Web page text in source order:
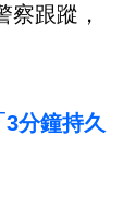
察跟蹤，
分鐘持久